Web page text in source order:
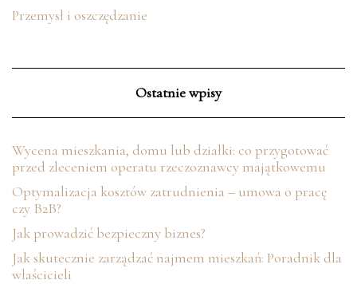
Przemysł i oszczędzanie
Ostatnie wpisy
Wycena mieszkania, domu lub działki: co przygotować
przed zleceniem operatu rzeczoznawcy majątkowemu
Optymalizacja kosztów zatrudnienia – umowa o pracę
czy B2B?
Jak prowadzić bezpieczny biznes?
Jak skutecznie zarządzać najmem mieszkań: Poradnik dla
właścicieli